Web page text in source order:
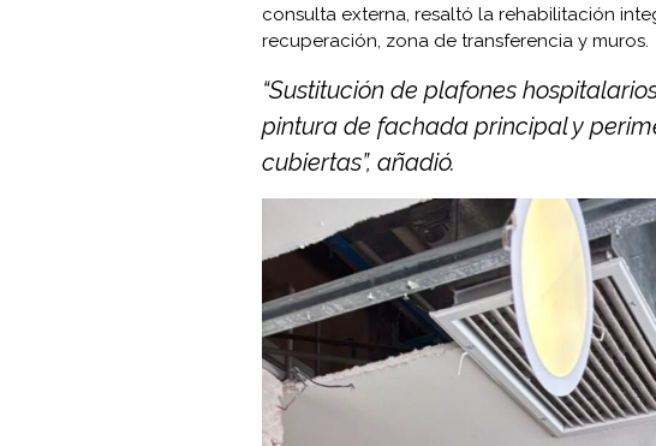
consulta externa, resaltó la rehabilitación
recuperación, zona de transferencia y muros.
“Sustitución de plafones
pintura de fachada principal y
cubiertas”, añadió.